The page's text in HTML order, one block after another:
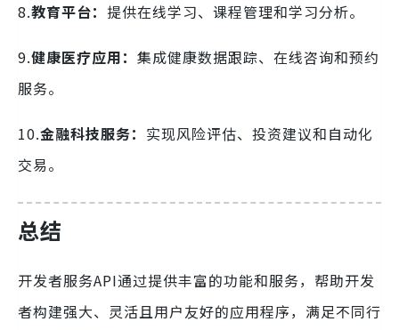
8.教育平台： 提供在线学习、课程管理和学习分析。
9.健康医疗应用： 集成健康数据跟踪、在线咨询和预约
服务。
10.金融科技服务： 实现风险评估、投资建议和自动化
交易。
总结
开发者服务API通过提供丰富的功能和服务，帮助开发
者构建强大、灵活且用户友好的应用程序，满足不同行